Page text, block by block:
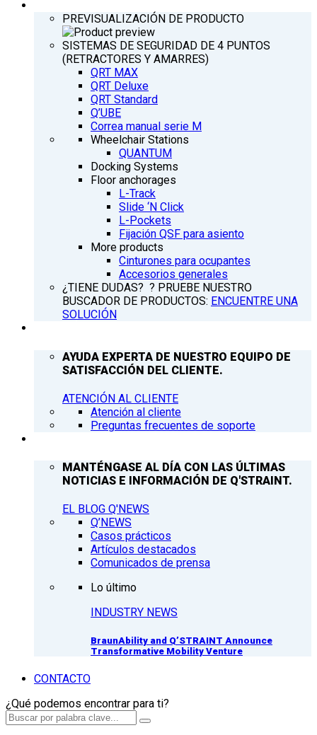
PREVISUALIZACIÓN DE PRODUCTO
SISTEMAS DE SEGURIDAD DE 4 PUNTOS
(RETRACTORES Y AMARRES)
QRT MAX
QRT Deluxe
QRT Standard
Q’UBE
Correa manual serie M
Wheelchair Stations
QUANTUM
Docking Systems
Floor anchorages
L-Track
Slide ‘N Click
L-Pockets
Fijación QSF para asiento
More products
Cinturones para ocupantes
Accesorios generales
¿TIENE DUDAS? ? PRUEBE NUESTRO
BUSCADOR DE PRODUCTOS: ENCUENTRE UNA
SOLUCIÓN
AYUDA EXPERTA DE NUESTRO EQUIPO DE
SATISFACCIÓN DEL CLIENTE.
ATENCIÓN AL CLIENTE
Atención al cliente
Preguntas frecuentes de soporte
MANTÉNGASE AL DÍA CON LAS ÚLTIMAS
NOTICIAS E INFORMACIÓN DE Q'STRAINT.
EL BLOG Q'NEWS
Q’NEWS
Casos prácticos
Artículos destacados
Comunicados de prensa
Lo último
INDUSTRY NEWS
BraunAbility and Q’STRAINT Announce
Transformative Mobility Venture
CONTACTO
¿Qué podemos encontrar para ti?